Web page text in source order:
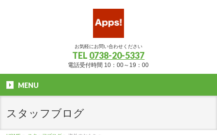
お気軽にお問い合わせください
TEL 0738-20-5337
電話受付時間 10：00～19：00
MENU
スタッフブログ